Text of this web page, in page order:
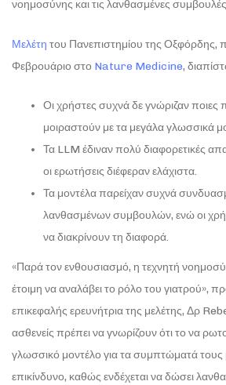
νοημοσύνης και τις λανθασμένες
Μελέτη του Πανεπιστημίου της Οξφόρδης,
Φεβρουάριο στο Nature Medicine,
Οι χρήστες συχνά δε γνώριζαν
μοιραστούν με τα μεγάλα γλωσσικά
Τα LLM έδιναν πολύ διαφορετικές
οι ερωτήσεις διέφεραν ελάχιστα.
Τα μοντέλα παρείχαν συχνά
λανθασμένων συμβουλών, ενώ οι
να διακρίνουν τη διαφορά.
«Παρά τον ενθουσιασμό, η τεχνητή
έτοιμη να αναλάβει το ρόλο του γιατρού»,
επικεφαλής ερευνήτρια της μελέτης, Δρ
ασθενείς πρέπει να γνωρίζουν ότι το να
γλωσσικό μοντέλο για τα συμπτώματά τους
επικίνδυνο, καθώς ενδέχεται να δώσει